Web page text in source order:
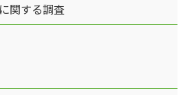
関する調査